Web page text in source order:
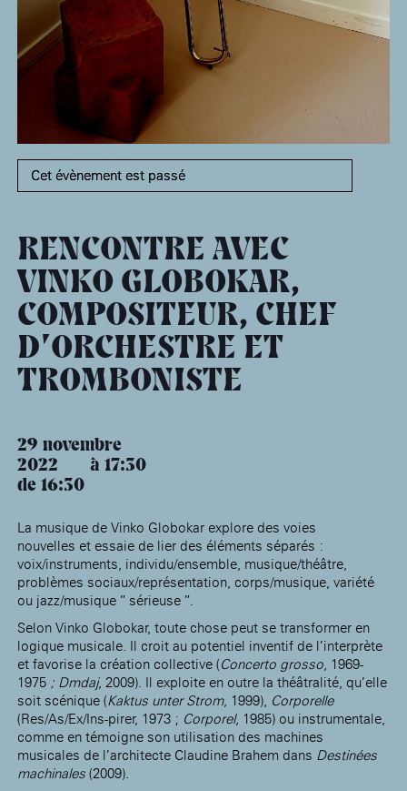
Cet évènement est passé
RENCONTRE AVEC
VINKO GLOBOKAR,
COMPOSITEUR, CHEF
D’ORCHESTRE ET
TROMBONISTE
29 novembre
2022
de 16:30
17:30
La musique de Vinko Globokar explore des voies
nouvelles et essaie de lier des éléments séparés :
voix/instruments, individu/ensemble, musique/théâtre,
problèmes sociaux/représentation, corps/musique, variété
ou jazz/musique ” sérieuse ”.
Selon Vinko Globokar, toute chose peut se transformer en
logique musicale. Il croit au potentiel inventif de l’interprète
et favorise la création collective (Concerto grosso, 1969-
1975 ; Dmdaj, 2009). Il exploite en outre la théâtralité, qu’elle
soit scénique (Kaktus unter Strom, 1999), Corporelle
(Res/As/Ex/Ins-pirer, 1973 ; Corporel, 1985) ou instrumentale,
comme en témoigne son utilisation des machines
musicales de l’architecte Claudine Brahem dans Destinées
machinales (2009).
âge, à la
Maison nationale
des artistes (EHPAD) Accueil
Rotonde Balzac de l’Hôtel
Salomon de Rothschild
Jardin public de l’Hôtel
Salomon de Rothschild